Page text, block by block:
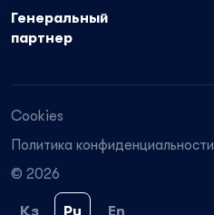
Генеральный
партнер
Қз Ру En
© 2026
Cookies
Политика конфиденциальности